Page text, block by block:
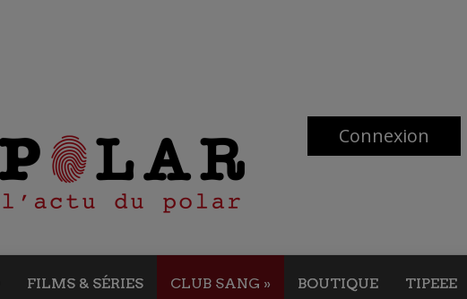
Connexion
FILMS & SÉRIES CLUB SANG » BOUTIQUE TIPEEE